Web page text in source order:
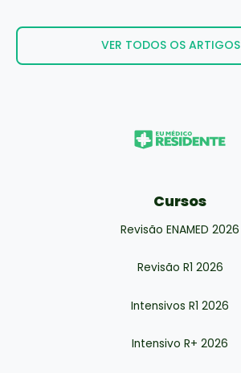
VER TODOS OS ARTIGOS
Cursos
Revisão ENAMED 2026
Revisão R1 2026
Intensivos R1 2026
Intensivo R+ 2026